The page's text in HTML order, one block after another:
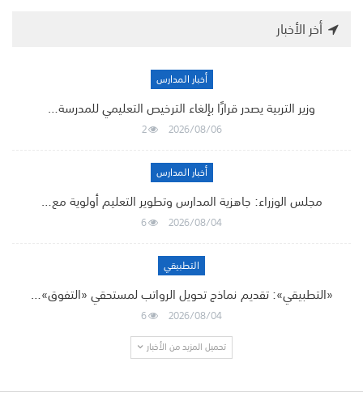
أخر الأخبار
أخبار المدارس
وزير التربية يصدر قرارًا بإلغاء الترخيص التعليمي للمدرسة…
2026/08/06
2
أخبار المدارس
مجلس الوزراء: جاهزية المدارس وتطوير التعليم أولوية مع…
2026/08/04
6
التطبيقي
«التطبيقي»: تقديم نماذج تحويل الرواتب لمستحقي «التفوق»…
2026/08/04
6
تحميل المزيد من الأخبار